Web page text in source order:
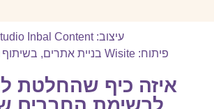
עיצוב: Studio Inbal Content
פיתוח: Wisite בניית אתרים
, בשיתוף
איזה כיף שהחלטת